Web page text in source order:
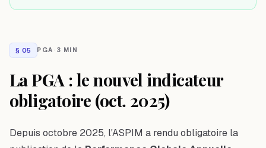
§ 05 PGA · 3 MIN
La PGA : le nouvel indicateur
obligatoire (oct. 2025)
Depuis octobre 2025, l'ASPIM a rendu obligatoire la